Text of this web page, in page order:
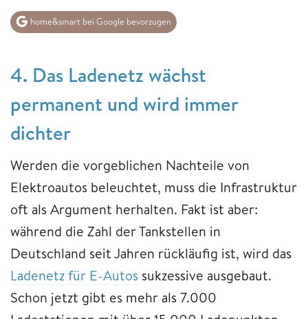
home&smart bei Google bevorzugen
4. Das Ladenetz wächst
permanent und wird immer
dichter
Werden die vorgeblichen Nachteile von
Elektroautos beleuchtet, muss die Infrastruktur
oft als Argument herhalten. Fakt ist aber:
während die Zahl der Tankstellen in
Deutschland seit Jahren rückläufig ist, wird das
Ladenetz für E-Autos sukzessive ausgebaut.
Schon jetzt gibt es mehr als 7.000